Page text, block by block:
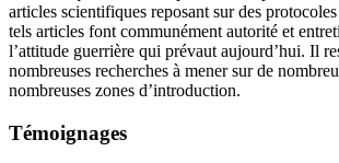
articles scientifiques reposant sur des
tels articles font communément autorité et
l’attitude guerrière qui prévaut aujourd’hui. Il
nombreuses recherches à mener sur de
nombreuses zones d’introduction.
Témoignages